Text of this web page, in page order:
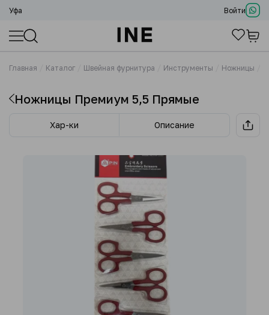
Уфа Войти
Главная Каталог Швейная фурнитура Инструменты Ножницы
Ножницы Премиум 5,5 Прямые
Хар-ки Описание